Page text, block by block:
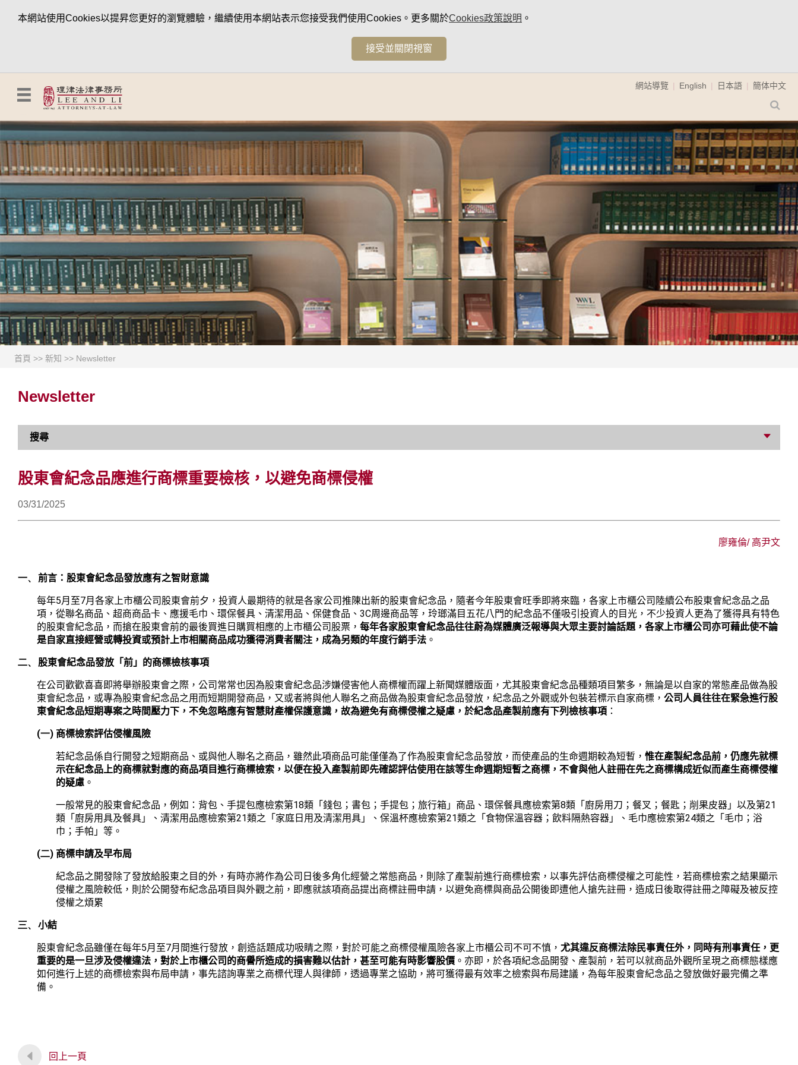
本網站使用Cookies以提昇您更好的瀏覽體驗，繼續使用本網站表示您接受我們使用Cookies。更多關於Cookies政策說明 。
接受並關閉視窗
網站導覽 English 日本語 簡体中文
首頁 >> 新知 >> Newsletter
Newsletter
搜尋
股東會紀念品應進行商標重要檢核，以避免商標侵權
03/31/2025
廖雍倫/ 高尹文
一、 前言：股東會紀念品發放應有之智財意識
每年5月至7月各家上市櫃公司股東會前夕，投資人最期待的就是各家公司推陳出新的股東會紀念品，隨者今年股東會旺季即將來臨，各家上市櫃公司陸續公布股東會紀念品之品
項，從聯名商品、超商商品卡、應援毛巾、環保餐具、清潔用品、保健食品、3C周邊商品等，玲瑯滿目五花八門的紀念品不僅吸引投資人的目光，不少投資人更為了獲得具有特色
的股東會紀念品，而搶在股東會前的最後買進日購買相應的上市櫃公司股票，每年各家股東會紀念品往往蔚為媒體廣泛報導與大眾主要討論話題，各家上市櫃公司亦可藉此使不論
是自家直接經營或轉投資或預計上市相關商品成功獲得消費者關注，成為另類的年度行銷手法 。
二、 股東會紀念品發放「前」的商標檢核事項
在公司歡歡喜喜即將舉辦股東會之際，公司常常也因為股東會紀念品涉嫌侵害他人商標權而躍上新聞媒體版面，尤其股東會紀念品種類項目繁多，無論是以自家的常態產品做為股
東會紀念品，或專為股東會紀念品之用而短期開發商品，又或者將與他人聯名之商品做為股東會紀念品發放，紀念品之外觀或外包裝若標示自家商標，公司人員往往在緊急進行股
東會紀念品短期專案之時間壓力下，不免忽略應有智慧財產權保護意識，故為避免有商標侵權之疑慮，於紀念品產製前應有下列檢核事項 ：
(一) 商標檢索評估侵權風險
若紀念品係自行開發之短期商品、或與他人聯名之商品，雖然此項商品可能僅僅為了作為股東會紀念品發放，而使產品的生命週期較為短暫，惟在產製紀念品前，仍應先就標
示在紀念品上的商標就對應的商品項目進行商標檢索，以便在投入產製前即先確認評估使用在該等生命週期短暫之商標，不會與他人註冊在先之商標構成近似而產生商標侵權
的疑慮 。
一般常見的股東會紀念品，例如：背包、手提包應檢索第18類「錢包；書包；手提包；旅行箱」商品、環保餐具應檢索第8類「廚房用刀；餐叉；餐匙；削果皮器」以及第21
類「廚房用具及餐具」、清潔用品應檢索第21類之「家庭日用及清潔用具」、保溫杯應檢索第21類之「食物保溫容器；飲料隔熱容器」、毛巾應檢索第24類之「毛巾；浴
巾；手帕」等。
(二) 商標申請及早布局
紀念品之開發除了發放給股東之目的外，有時亦將作為公司日後多角化經營之常態商品，則除了產製前進行商標檢索，以事先評估商標侵權之可能性，若商標檢索之結果顯示
侵權之風險較低，則於公開發布紀念品項目與外觀之前，即應就該項商品提出商標註冊申請，以避免商標與商品公開後即遭他人搶先註冊，造成日後取得註冊之障礙及被反控
侵權之煩累
三、 小結
股東會紀念品雖僅在每年5月至7月間進行發放，創造話題成功吸睛之際，對於可能之商標侵權風險各家上市櫃公司不可不慎，尤其違反商標法除民事責任外，同時有刑事責任，更
重要的是一旦涉及侵權違法，對於上市櫃公司的商譽所造成的損害難以估計，甚至可能有時影響股價 。亦即，於各項紀念品開發、產製前，若可以就商品外觀所呈現之商標態樣應
如何進行上述的商標檢索與布局申請，事先諮詢專業之商標代理人與律師，透過專業之協助，將可獲得最有效率之檢索與布局建議，為每年股東會紀念品之發放做好最完備之準
備。
回上一頁